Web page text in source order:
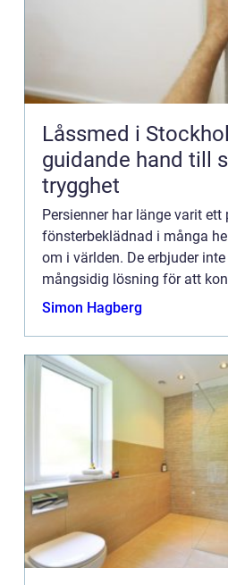
Låssmed i
guidande hand till
trygghet
Persienner har länge varit
fönsterbeklädnad i många
om i världen. De erbjuder
mångsidig lösning för att
integri...
Simon Hagberg